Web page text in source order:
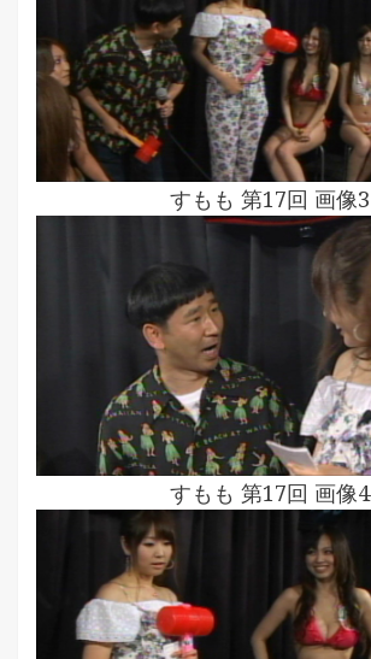
すもも 第17回 画像3
すもも 第17回 画像4